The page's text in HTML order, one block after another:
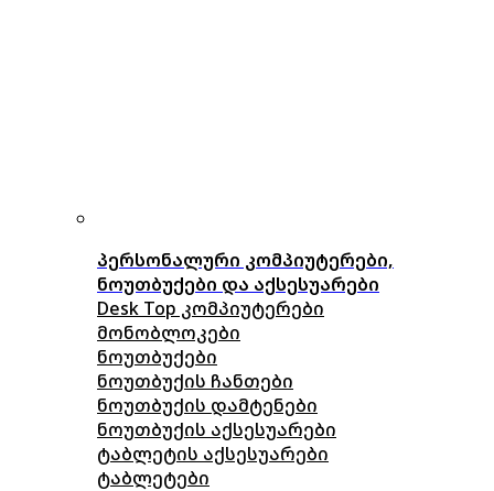
პერსონალური კომპიუტერები,
ნოუთბუქები და აქსესუარები
Desk Top კომპიუტერები
მონობლოკები
ნოუთბუქები
ნოუთბუქის ჩანთები
ნოუთბუქის დამტენები
ნოუთბუქის აქსესუარები
ტაბლეტის აქსესუარები
ტაბლეტები